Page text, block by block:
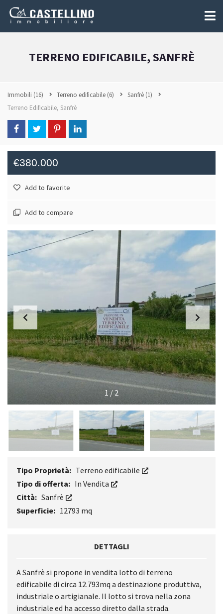
TERRENO EDIFICABILE, SANFRÈ
Immobili (16) Terreno edificabile (6) Sanfrè (1)
Terreno Edificabile, Sanfrè
€380.000
Add to favorite
Add to compare
1 / 2
Tipo Proprietà: Terreno edificabile
Tipo di offerta: In Vendita
Città: Sanfrè
Superficie: 12793 mq
DETTAGLI
A Sanfrè si propone in vendita lotto di terreno
edificabile di circa 12.793mq a destinazione produttiva,
industriale o artigianale. Il lotto si trova nella zona
industriale ed ha accesso diretto dalla strada.